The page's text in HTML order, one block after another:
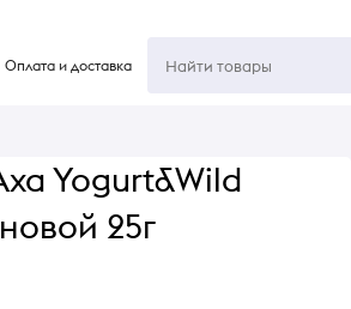
Оплата и доставка
Yogurt&Wild
25г